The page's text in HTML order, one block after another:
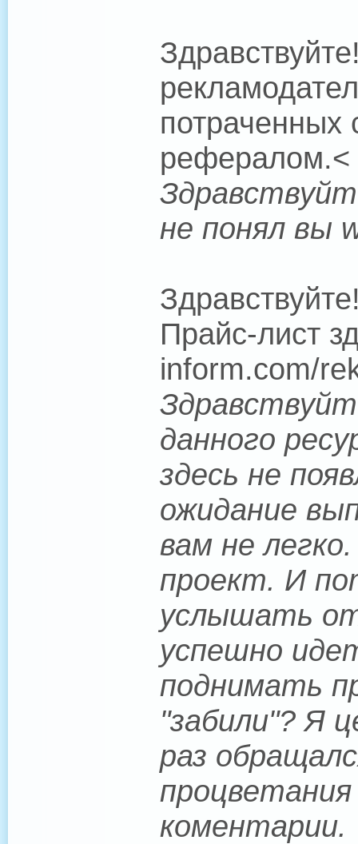
потраченных
рефералом.<
не понял вы
Прайс-лист
inform.com/
данного
здесь не
ожидание
вам не
проект. И
услышать
успешно
поднимать
"забили"? Я
раз
коментарии.